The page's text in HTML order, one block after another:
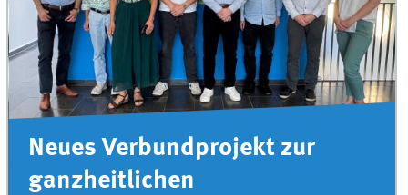
Neues Verbundprojekt zur
ganzheitlichen